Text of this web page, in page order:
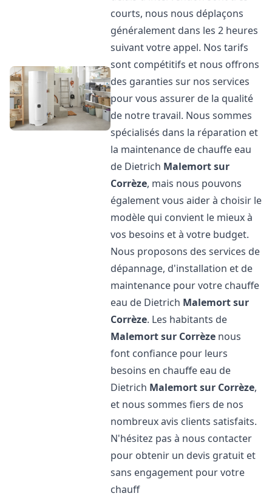
courts, nous nous déplaçons
généralement dans les 2 heures
suivant votre appel. Nos tarifs
sont compétitifs et nous offrons
des garanties sur nos services
pour vous assurer de la qualité
de notre travail. Nous sommes
spécialisés dans la réparation et
la maintenance de chauffe eau
de Dietrich Malemort sur
Corrèze, mais nous pouvons
également vous aider à choisir le
modèle qui convient le mieux à
vos besoins et à votre budget.
Nous proposons des services de
dépannage, d'installation et de
maintenance pour votre chauffe
eau de Dietrich Malemort sur
Corrèze. Les habitants de
Malemort sur Corrèze nous
font confiance pour leurs
besoins en chauffe eau de
Dietrich Malemort sur Corrèze,
et nous sommes fiers de nos
nombreux avis clients satisfaits.
N'hésitez pas à nous contacter
pour obtenir un devis gratuit et
sans engagement pour votre
chauff